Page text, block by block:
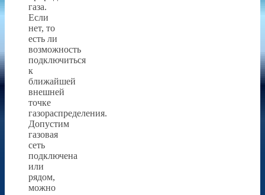
газа.
Если
нет, то
есть ли
возможность
подключиться
к
ближайшей
внешней
точке
газораспределения.
Допустим
газовая
сеть
подключена
или
рядом,
можно